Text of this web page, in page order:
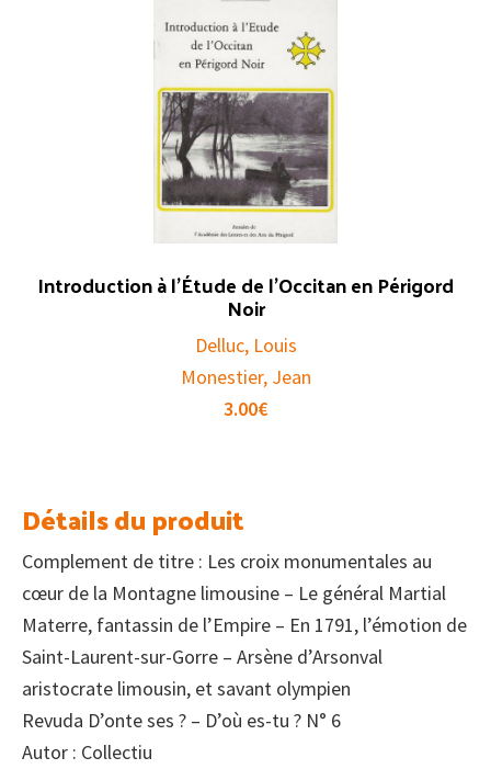
Introduction à l’Étude de l’Occitan en Périgord
Noir
Delluc, Louis
Monestier, Jean
3.00€
Détails du produit
Complement de titre : Les croix monumentales au
cœur de la Montagne limousine – Le général Martial
Materre, fantassin de l’Empire – En 1791, l’émotion de
Saint-Laurent-sur-Gorre – Arsène d’Arsonval
aristocrate limousin, et savant olympien
Revuda D’onte ses ? – D’où es-tu ? N° 6
Autor : Collectiu